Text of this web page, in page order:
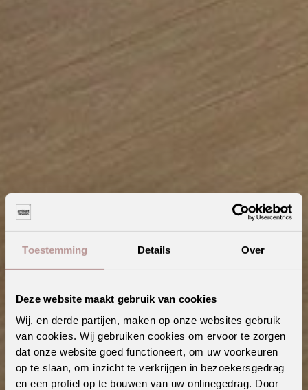
Toestemming Details Over
Deze website maakt gebruik van cookies
Wij, en derde partijen, maken op onze websites gebruik
van cookies. Wij gebruiken cookies om ervoor te zorgen
dat onze website goed functioneert, om uw voorkeuren
op te slaan, om inzicht te verkrijgen in bezoekersgedrag
en een profiel op te bouwen van uw onlinegedrag. Door
Laminaat leggen: rechte plank of visgraat?